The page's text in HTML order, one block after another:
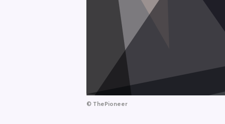
© ThePioneer